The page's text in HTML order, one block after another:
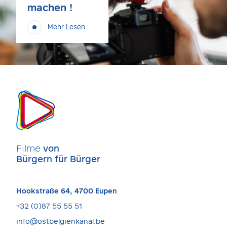
machen !
Mehr Lesen
Filme von
Bürgern für Bürger
Hookstraße 64, 4700 Eupen
+32 (0)87 55 55 51
info@ostbelgienkanal.be